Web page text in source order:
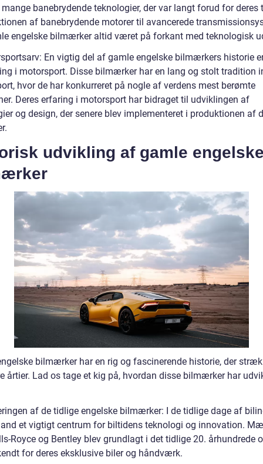
banebrydende teknologier, der var langt forud for deres
af banebrydende motorer til avancerede
engelske bilmærker altid været på forkant med teknologisk
En vigtig del af gamle engelske bilmærkers historie
i motorsport. Disse bilmærker har en lang og stolt tradition
hvor de har konkurreret på nogle af verdens mest berømte
Deres erfaring i motorsport har bidraget til udviklingen af
og design, der senere blev implementeret i produktionen af
udvikling af gamle
bilmærker har en rig og fascinerende historie, der
årtier. Lad os tage et kig på, hvordan disse bilmærker har
af de tidlige engelske bilmærker: I de tidlige dage af
et vigtigt centrum for biltidens teknologi og innovation.
Royce og Bentley blev grundlagt i det tidlige 20. århundrede
for deres eksklusive biler og håndværk.